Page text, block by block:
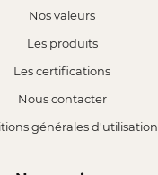
Nos valeurs
Les produits
Les certifications
Nous contacter
générales d'utilisation